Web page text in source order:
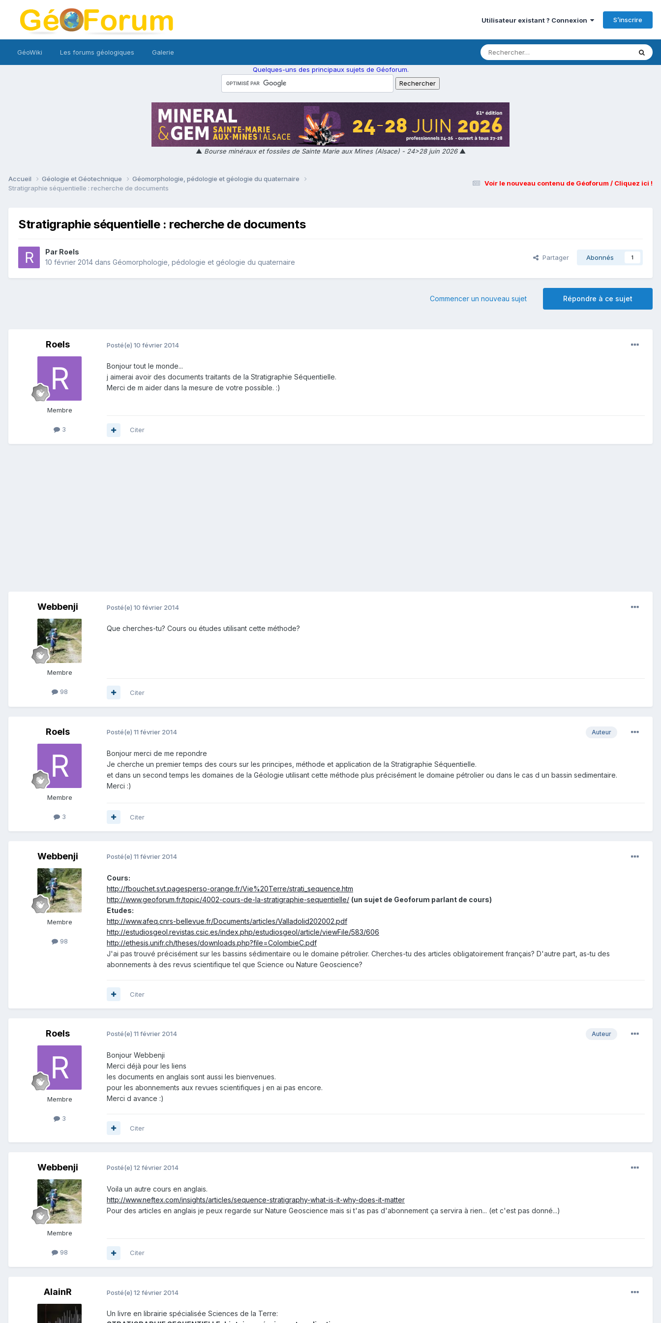
Utilisateur existant ? Connexion S’inscrire
GéoWiki Les forums géologiques Galerie
Quelques-uns des principaux sujets de Géoforum.
▲ Bourse minéraux et fossiles de Sainte Marie aux Mines (Alsace) - 24>28 juin 2026▲
Voir le nouveau contenu de Géoforum / Cliquez ici !
Accueil Géologie et Géotechnique
Géomorphologie, pédologie et géologie du quaternaire
Stratigraphie séquentielle : recherche de documents
Stratigraphie séquentielle : recherche de documents
Par Roels
10 février 2014 dans Géomorphologie, pédologie et géologie du quaternaire
Partager Abonnés 1
Répondre à ce sujet
Commencer un nouveau sujet
Roels
Membre
3
Posté(e) 10 février 2014
Bonjour tout le monde...
j aimerai avoir des documents traitants de la Stratigraphie Séquentielle.
Merci de m aider dans la mesure de votre possible. :)
Citer
Webbenji
Membre
98
Posté(e) 10 février 2014
Que cherches-tu? Cours ou études utilisant cette méthode?
Citer
Roels
Membre
3
Auteur
Posté(e) 11 février 2014
Bonjour merci de me repondre
Je cherche un premier temps des cours sur les principes, méthode et application de la Stratigraphie Séquentielle.
et dans un second temps les domaines de la Géologie utilisant cette méthode plus précisément le domaine pétrolier ou dans le cas d un bassin sedimentaire.
Merci :)
Citer
Webbenji
Membre
98
Posté(e) 11 février 2014
Cours:
http://fbouchet.svt.pagesperso-orange.fr/Vie%20Terre/strati_sequence.htm
http://www.geoforum.fr/topic/4002-cours-de-la-stratigraphie-sequentielle/ (un sujet de Geoforum parlant de cours)
Etudes:
http://www.afeq.cnrs-bellevue.fr/Documents/articles/Valladolid202002.pdf
http://estudiosgeol.revistas.csic.es/index.php/estudiosgeol/article/viewFile/583/606
http://ethesis.unifr.ch/theses/downloads.php?file=ColombieC.pdf
J'ai pas trouvé précisément sur les bassins sédimentaire ou le domaine pétrolier. Cherches-tu des articles obligatoirement français? D'autre part, as-tu des
abonnements à des revus scientifique tel que Science ou Nature Geoscience?
Citer
Roels
Membre
3
Auteur
Posté(e) 11 février 2014
Bonjour Webbenji
Merci déjà pour les liens
les documents en anglais sont aussi les bienvenues.
pour les abonnements aux revues scientifiques j en ai pas encore.
Merci d avance :)
Citer
Webbenji
Membre
98
Posté(e) 12 février 2014
Voila un autre cours en anglais.
http://www.neftex.com/insights/articles/sequence-stratigraphy-what-is-it-why-does-it-matter
Pour des articles en anglais je peux regarde sur Nature Geoscience mais si t'as pas d'abonnement ça servira à rien... (et c'est pas donné...)
Citer
AlainR Posté(e) 12 février 2014
Un livre en librairie spécialisée Sciences de la Terre: